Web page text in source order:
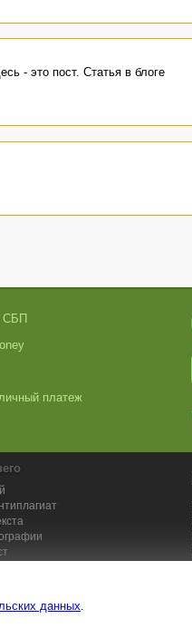
- это пост. Статья в блоге
платеж
данных